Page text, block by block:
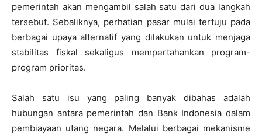
pemerintah akan mengambil salah satu dari dua langkah
tersebut. Sebaliknya, perhatian pasar mulai tertuju pada
berbagai upaya alternatif yang dilakukan untuk menjaga
stabilitas fiskal sekaligus mempertahankan program-
program prioritas.
Salah satu isu yang paling banyak dibahas adalah
hubungan antara pemerintah dan Bank Indonesia dalam
pembiayaan utang negara. Melalui berbagai mekanisme